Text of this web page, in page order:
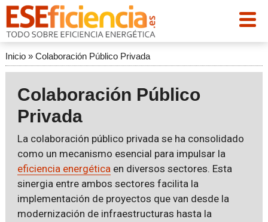
Inicio» Colaboración Público Privada
Colaboración Público
Privada
La colaboración público privada se ha consolidado
como un mecanismo esencial para impulsar la
eficiencia energéticaen diversos sectores. Esta
sinergia entre ambos sectores facilita la
implementación de proyectos que van desde la
modernización de infraestructuras hasta la